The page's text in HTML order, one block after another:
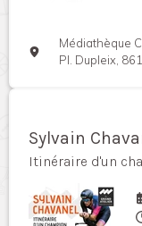
Médiathèque
Pl. Dupleix,
Sylvain
Itinéraire d'un